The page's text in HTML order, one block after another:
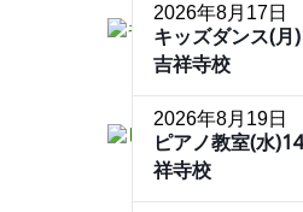
2026年8月17日
キッズダンス(月
吉祥寺校
2026年8月19日
ピアノ教室(水
祥寺校